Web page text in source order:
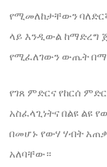
የሚመለከታቸውን
ላይ እንዲውል ከማድረግ
የሚፈለገውን ውጤት
የገጸ ምድርና የከርሰ
አስፈላጊነትና በልዩ
በመሆኑ የውሃ ሃብት
አለባቸው።